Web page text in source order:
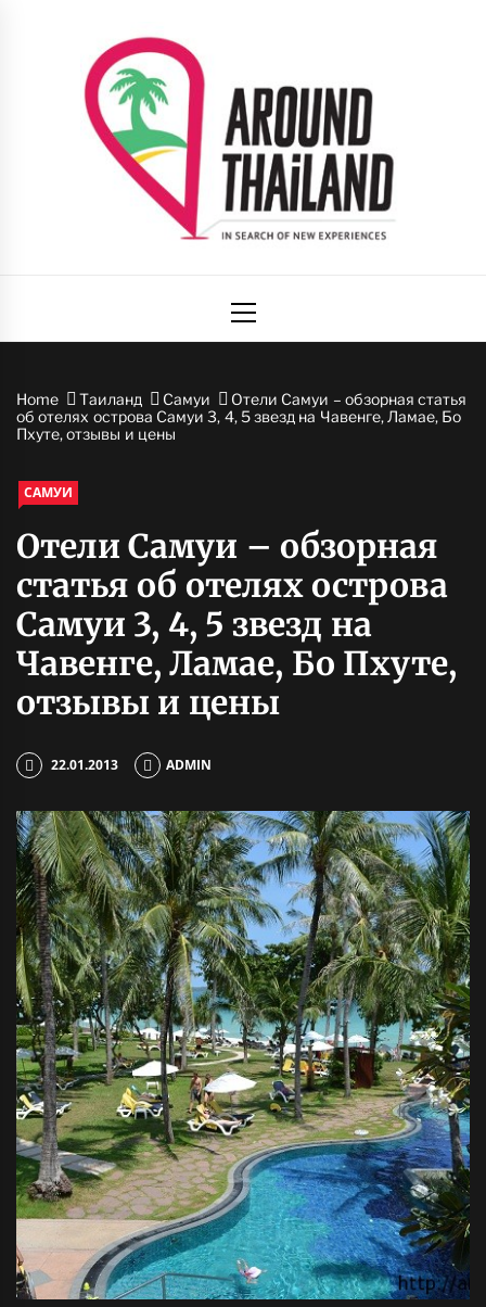
Таиланда
Menu
Home Таиланд Самуи
Отели Самуи – обзорная статья
об отелях острова Самуи 3, 4, 5 звезд на Чавенге, Ламае, Бо
Пхуте, отзывы и цены
САМУИ
Отели Самуи – обзорная
статья об отелях острова
Самуи 3, 4, 5 звезд на
Чавенге, Ламае, Бо Пхуте,
отзывы и цены
22.01.2013 ADMIN